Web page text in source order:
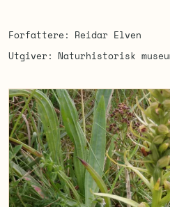
Forfattere
Reidar Elven
Utgiver
Naturhistorisk